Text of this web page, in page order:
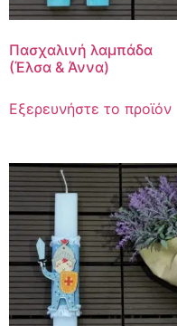
Πασχαλινή λαμπάδα
(Έλσα & Άννα)
Εξερευνήστε το προϊόν